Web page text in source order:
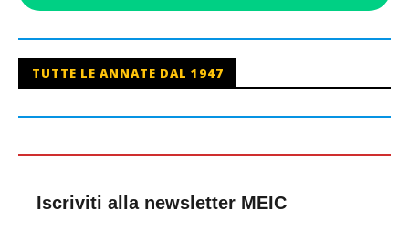
TUTTE LE ANNATE DAL 1947
Iscriviti alla newsletter MEIC